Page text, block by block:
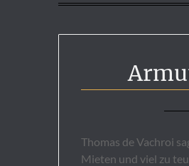
Thomas de Vachroi
Mieten und viel zu